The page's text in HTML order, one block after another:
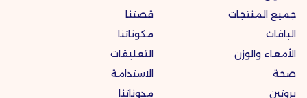
جميع المنتجات
الباقات
الأمعاء والوزن
صحة
بروتين
قصتنا
مكوناتنا
التعليقات
الاستدامة
مدوناتنا